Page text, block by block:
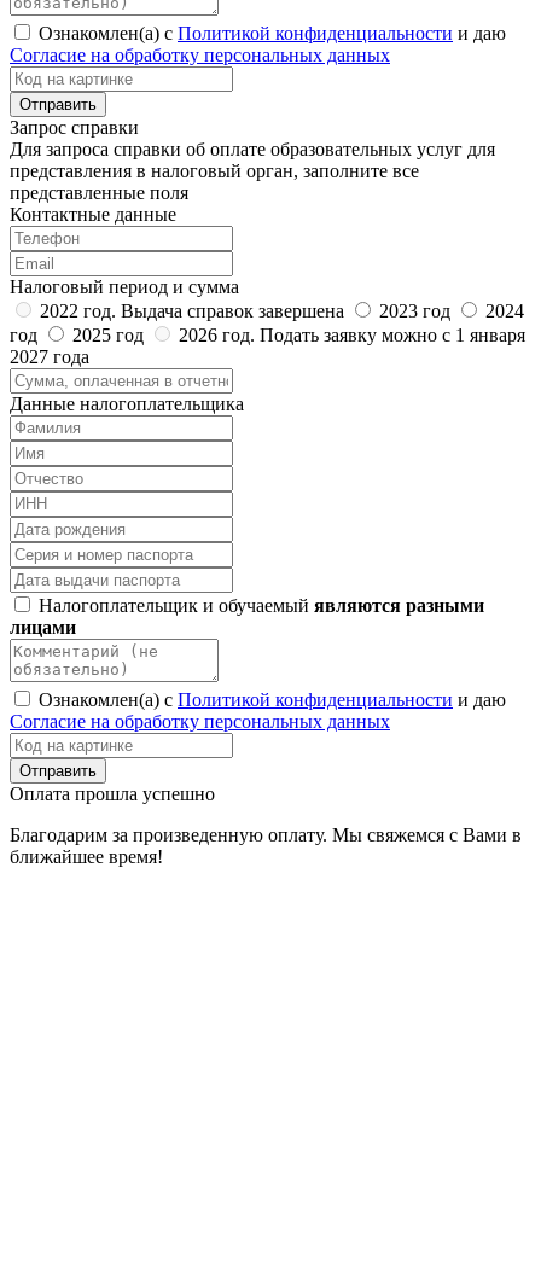
Ознакомлен(а) с Политикой конфиденциальности и даю
Согласие на обработку персональных данных
Запрос справки
Для запроса справки об оплате образовательных услуг для
представления в налоговый орган, заполните все
представленные поля
Контактные данные
Налоговый период и сумма
2022 год. Выдача справок завершена
2023 год
2024
год
2025 год
2026 год. Подать заявку можно с 1 января
2027 года
Данные налогоплательщика
Налогоплательщик и обучаемый являются разными
лицами
Ознакомлен(а) с Политикой конфиденциальности и даю
Согласие на обработку персональных данных
Оплата прошла успешно
Благодарим за произведенную оплату. Мы свяжемся с Вами в
ближайшее время!